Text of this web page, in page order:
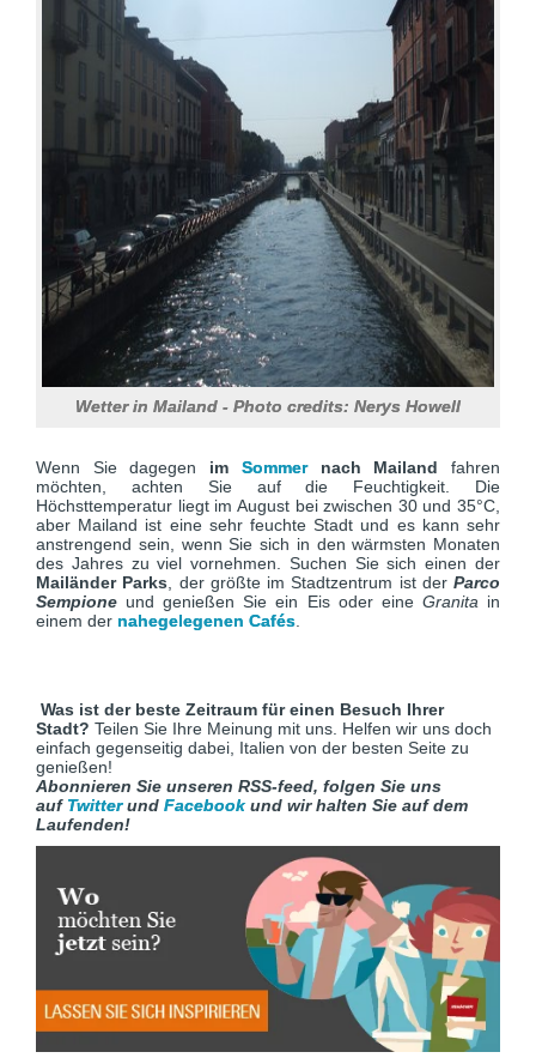
Wetter in Mailand - Photo credits: Nerys Howell
Wenn Sie dagegen im Sommernach Mailand fahren
möchten, achten Sie auf die Feuchtigkeit. Die
Höchsttemperatur liegt im August bei zwischen 30 und 35°C,
aber Mailand ist eine sehr feuchte Stadt und es kann sehr
anstrengend sein, wenn Sie sich in den wärmsten Monaten
des Jahres zu viel vornehmen. Suchen Sie sich einen der
Mailänder Parks , der größte im Stadtzentrum ist der Parco
Sempione und genießen Sie ein Eis oder eine Granita in
einem der nahegelegenen Cafés
Was ist der beste Zeitraum für einen Besuch Ihrer
Stadt? Teilen Sie Ihre Meinung mit uns. Helfen wir uns doch
einfach gegenseitig dabei, Italien von der besten Seite zu
genießen!
Abonnieren Sie unseren RSS-feed, folgen Sie uns
auf Twitterund Facebookund wir halten Sie auf dem
Laufenden!